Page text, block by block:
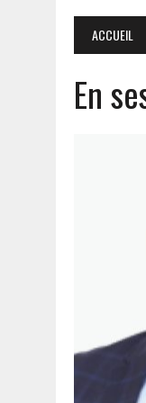
ACCUEIL
En